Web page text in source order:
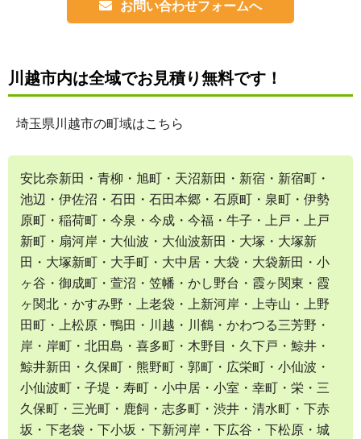
お問い合わせフォームへ
川越市内は全域でお見積り無料です！
埼玉県川越市の町域はこちら
安比奈新田・青柳・旭町・天沼新田・新宿・新宿町・
池辺・伊佐沼・石田・石田本郷・石原町・泉町・伊勢
原町・稲荷町・今泉・今成・今福・牛子・上戸・上戸
新町・扇河岸・大仙波・大仙波新田・大塚・大塚新
田・大塚新町・大手町・大中居・大袋・大袋新田・小
ヶ谷・御成町・萱沼・笠幡・かし野台・霞ヶ関東・霞
ヶ関北・かすみ野・上老袋・上新河岸・上寺山・上野
田町・上松原・鴨田・川越・川鶴・かわつる三芳野・
岸・岸町・北田島・喜多町・木野目・久下戸・鯨井・
鯨井新田・久保町・熊野町・郭町・広栄町・小仙波・
小仙波町・子堤・寿町・小中居・小室・幸町・栄・三
久保町・三光町・鹿飼・志多町・渋井・清水町・下赤
坂・下老袋・下小坂・下新河岸・下広谷・下松原・城